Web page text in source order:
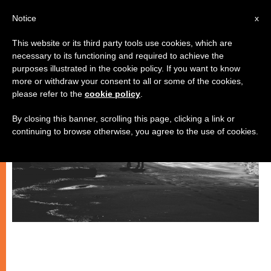
MATRIMONIO E FAMIGLIA
x
Notice
This website or its third party tools use cookies, which are
necessary to its functioning and required to achieve the
purposes illustrated in the cookie policy. If you want to know
more or withdraw your consent to all or some of the cookies,
please refer to the cookie policy
By closing this banner, scrolling this page, clicking a link or
continuing to browse otherwise, you agree to the use of cookies.